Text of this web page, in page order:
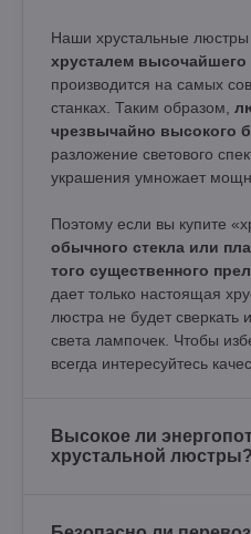
Наши хрустальные люстры
хрусталем высочайшего
производится на самых
станках. Таким образом,
чрезвычайно высокого
разложение светового
украшения умножает
Поэтому если вы купите
обычного стекла или
того существенного
дает только настоящая
люстра не будет сверкать
света лампочек. Чтобы
всегда интересуйтесь
Высокое ли
хрустальной люстры?